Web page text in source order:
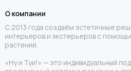
О компании
С 2013 года создаём эстетичные
интерьеров и экстерьеров с
растений.
«Ну и Туи!» — это индивидуальный